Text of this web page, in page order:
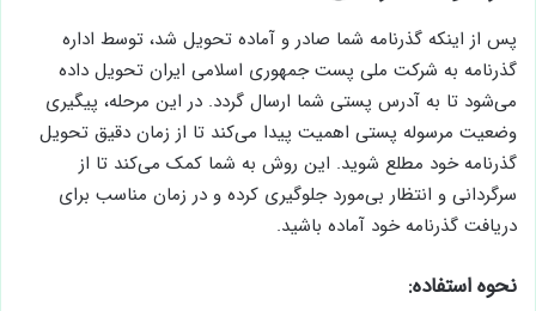
پس از اینکه گذرنامه شما صادر و آماده تحویل شد، توسط اداره
گذرنامه به شرکت ملی پست جمهوری اسلامی ایران تحویل داده
می‌شود تا به آدرس پستی شما ارسال گردد. در این مرحله، پیگیری
وضعیت مرسوله پستی اهمیت پیدا می‌کند تا از زمان دقیق تحویل
گذرنامه خود مطلع شوید. این روش به شما کمک می‌کند تا از
سرگردانی و انتظار بی‌مورد جلوگیری کرده و در زمان مناسب برای
دریافت گذرنامه خود آماده باشید.
نحوه استفاده: